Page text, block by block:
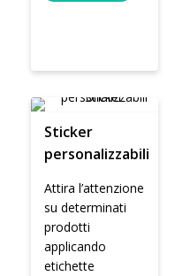
Sticker
personalizzabili
Attira l’attenzione
su determinati
prodotti
applicando
etichette